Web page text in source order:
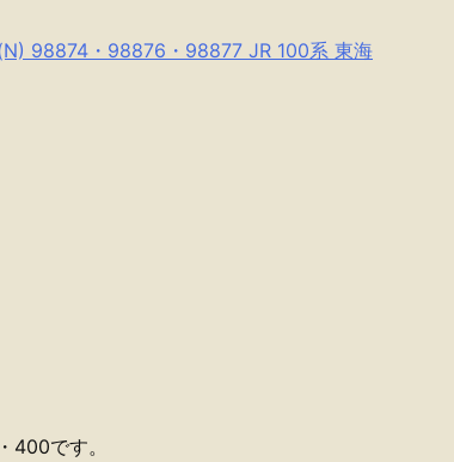
98874・98876・98877 JR 100系 東海
400です。